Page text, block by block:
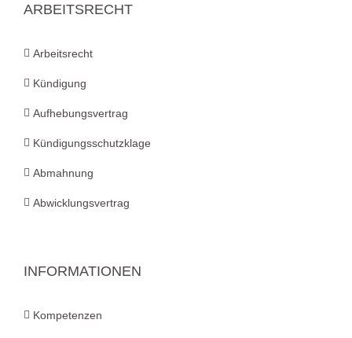
ARBEITSRECHT
Arbeitsrecht
Kündigung
Aufhebungsvertrag
Kündigungsschutzklage
Abmahnung
Abwicklungsvertrag
INFORMATIONEN
Kompetenzen